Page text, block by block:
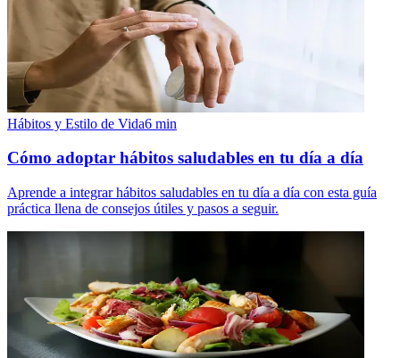
Hábitos y Estilo de Vida6 min
Cómo adoptar hábitos saludables en tu día a día
Aprende a integrar hábitos saludables en tu día a día con esta guía
práctica llena de consejos útiles y pasos a seguir.